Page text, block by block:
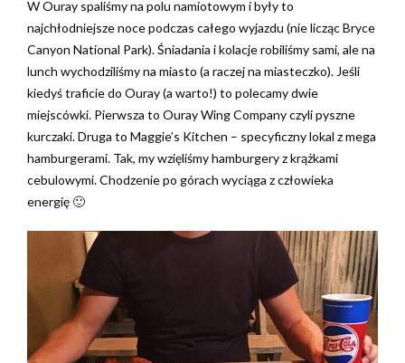
W Ouray spaliśmy na polu namiotowym i były to
najchłodniejsze noce podczas całego wyjazdu (nie licząc Bryce
Canyon National Park). Śniadania i kolacje robiliśmy sami, ale na
lunch wychodziliśmy na miasto (a raczej na miasteczko). Jeśli
kiedyś traficie do Ouray (a warto!) to polecamy dwie
miejscówki. Pierwsza to Ouray Wing Company czyli pyszne
kurczaki. Druga to Maggie’s Kitchen – specyficzny lokal z mega
hamburgerami. Tak, my wzięliśmy hamburgery z krążkami
cebulowymi. Chodzenie po górach wyciąga z człowieka
energię 🙂